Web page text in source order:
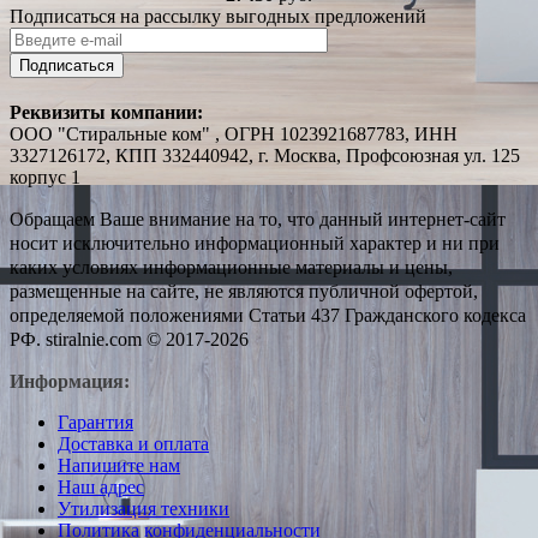
Подписаться на рассылку выгодных предложений
Подписаться
Реквизиты компании:
ООО "Стиральные ком" , ОГРН 1023921687783, ИНН
3327126172, КПП 332440942, г. Москва, Профсоюзная ул. 125
корпус 1
Обращаем Ваше внимание на то, что данный интернет-сайт
носит исключительно информационный характер и ни при
каких условиях информационные материалы и цены,
размещенные на сайте, не являются публичной офертой,
определяемой положениями Статьи 437 Гражданского кодекса
РФ. stiralnie.com © 2017-2026
Информация:
Гарантия
Доставка и оплата
Напишите нам
Наш адрес
Утилизация техники
Политика конфиденциальности